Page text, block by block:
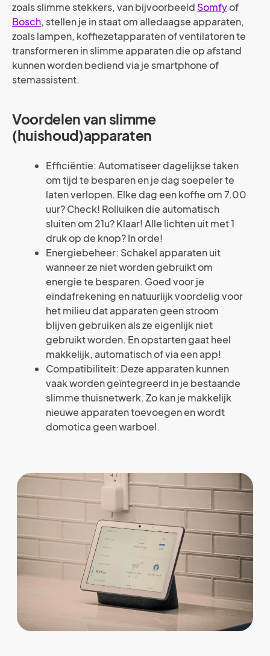
zoals slimme stekkers, van bijvoorbeeld Somfyof
Bosch, stellen je in staat om alledaagse apparaten,
zoals lampen, koffiezetapparaten of ventilatoren te
transformeren in slimme apparaten die op afstand
kunnen worden bediend via je smartphone of
stemassistent.
Voordelen van slimme
(huishoud)apparaten
Efficiëntie: Automatiseer dagelijkse taken
om tijd te besparen en je dag soepeler te
laten verlopen. Elke dag een koffie om 7.00
uur? Check! Rolluiken die automatisch
sluiten om 21u? Klaar! Alle lichten uit met 1
druk op de knop? In orde!
Energiebeheer: Schakel apparaten uit
wanneer ze niet worden gebruikt om
energie te besparen. Goed voor je
eindafrekening en natuurlijk voordelig voor
het milieu dat apparaten geen stroom
blijven gebruiken als ze eigenlijk niet
gebruikt worden. En opstarten gaat heel
makkelijk, automatisch of via een app!
Compatibiliteit: Deze apparaten kunnen
vaak worden geïntegreerd in je bestaande
slimme thuisnetwerk. Zo kan je makkelijk
nieuwe apparaten toevoegen en wordt
domotica geen warboel.